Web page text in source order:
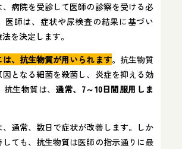
病院を受診して医師の診察を受ける必
医師は、症状や尿検査の結果に基づい
を決定します。
、抗生物質が用いられます。抗生物質
となる細菌を殺菌し、炎症を抑える効
生物質は、 通常、7～10日間服用しま
通常、数日で症状が改善します。しか
しても、抗生物質は医師の指示通りに最